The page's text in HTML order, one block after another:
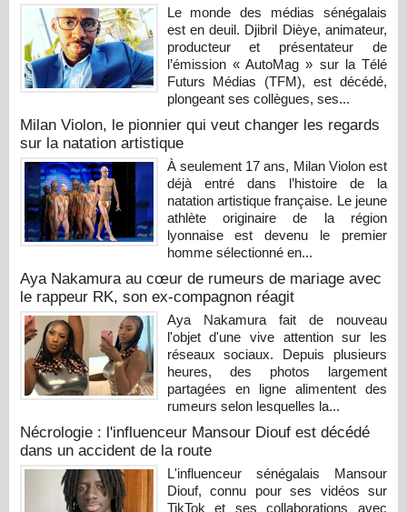
Le monde des médias sénégalais
est en deuil. Djibril Dièye, animateur,
producteur et présentateur de
l’émission « AutoMag » sur la Télé
Futurs Médias (TFM), est décédé,
plongeant ses collègues, ses...
Milan Violon, le pionnier qui veut changer les regards
sur la natation artistique
À seulement 17 ans, Milan Violon est
déjà entré dans l’histoire de la
natation artistique française. Le jeune
athlète originaire de la région
lyonnaise est devenu le premier
homme sélectionné en...
Aya Nakamura au cœur de rumeurs de mariage avec
le rappeur RK, son ex-compagnon réagit
Aya Nakamura fait de nouveau
l'objet d'une vive attention sur les
réseaux sociaux. Depuis plusieurs
heures, des photos largement
partagées en ligne alimentent des
rumeurs selon lesquelles la...
Nécrologie : l'influenceur Mansour Diouf est décédé
dans un accident de la route
L'influenceur sénégalais Mansour
Diouf, connu pour ses vidéos sur
TikTok et ses collaborations avec